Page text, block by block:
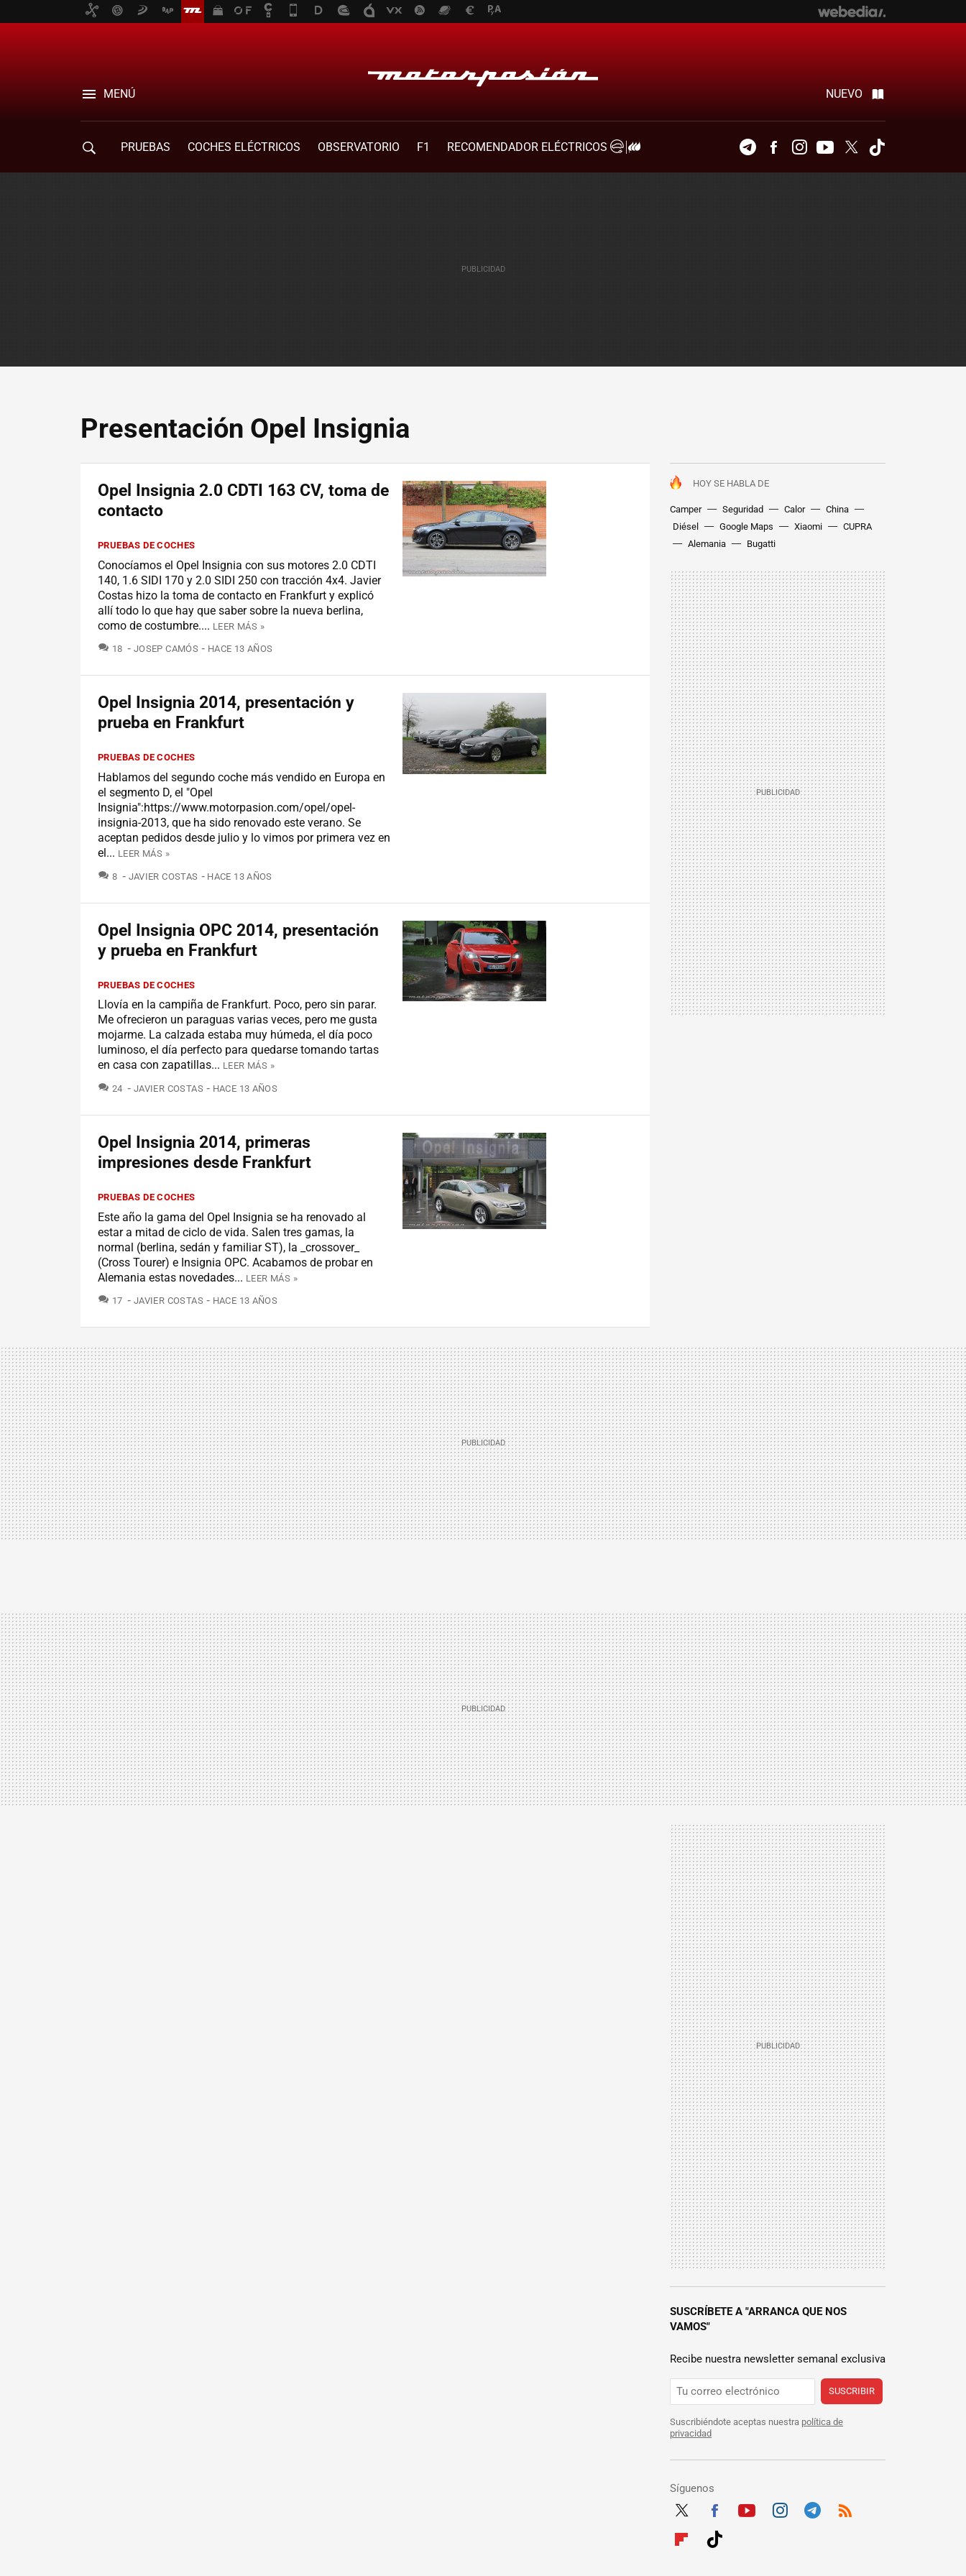
MENÚ NUEVO
PRUEBAS COCHES ELÉCTRICOS OBSERVATORIO F1
RECOMENDADOR ELÉCTRICOS
TelegramFacebookInstagramYoutubeTwitter
Presentación Opel Insignia
HOY SE HABLA DE
Camper Seguridad Calor
China
Diésel
Google Maps Xiaomi
CUPRA
Alemania
Bugatti
Opel Insignia 2.0 CDTI 163 CV, toma de
contacto
PRUEBAS DE COCHES
Conocíamos el Opel Insignia con sus motores 2.0 CDTI
140, 1.6 SIDI 170 y 2.0 SIDI 250 con tracción 4x4. Javier
Costas hizo la toma de contacto en Frankfurt y explicó
allí todo lo que hay que saber sobre la nueva berlina,
como de costumbre.... LEER MÁS »
18 COMENTARIOS
JOSEP CAMÓS HACE 13 AÑOS
Opel Insignia 2014, presentación y
prueba en Frankfurt
PRUEBAS DE COCHES
Hablamos del segundo coche más vendido en Europa en
el segmento D, el "Opel
Insignia":https://www.motorpasion.com/opel/opel-
insignia-2013, que ha sido renovado este verano. Se
aceptan pedidos desde julio y lo vimos por primera vez en
el... LEER MÁS »
8 COMENTARIOS
JAVIER COSTAS HACE 13 AÑOS
Opel Insignia OPC 2014, presentación
y prueba en Frankfurt
PRUEBAS DE COCHES
Llovía en la campiña de Frankfurt. Poco, pero sin parar.
Me ofrecieron un paraguas varias veces, pero me gusta
mojarme. La calzada estaba muy húmeda, el día poco
luminoso, el día perfecto para quedarse tomando tartas
en casa con zapatillas... LEER MÁS »
24 COMENTARIOS
JAVIER COSTAS HACE 13 AÑOS
Opel Insignia 2014, primeras
impresiones desde Frankfurt
PRUEBAS DE COCHES
Este año la gama del Opel Insignia se ha renovado al
estar a mitad de ciclo de vida. Salen tres gamas, la
normal (berlina, sedán y familiar ST), la _crossover_
(Cross Tourer) e Insignia OPC. Acabamos de probar en
Alemania estas novedades... LEER MÁS »
17 COMENTARIOS
JAVIER COSTAS HACE 13 AÑOS
SUSCRÍBETE A "ARRANCA QUE NOS
VAMOS"
Recibe nuestra newsletter semanal exclusiva
SUSCRIBIR
Suscribiéndote aceptas nuestra política de
privacidad
Síguenos
Twit
Fac